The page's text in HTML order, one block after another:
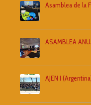
Asamblea de la
ASAMBLEA
AJEN I